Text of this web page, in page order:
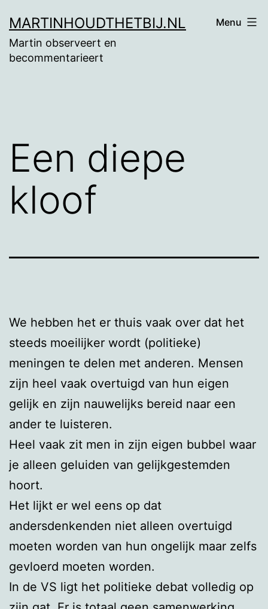
naar
de
MARTINHOUDTHETBIJ.NL
Martin observeert en
becommentarieert
Menu
Een diepe
kloof
We hebben het er thuis vaak over dat het
steeds moeilijker wordt (politieke)
meningen te delen met anderen. Mensen
zijn heel vaak overtuigd van hun eigen
gelijk en zijn nauwelijks bereid naar een
ander te luisteren.
Heel vaak zit men in zijn eigen bubbel waar
je alleen geluiden van gelijkgestemden
hoort.
Het lijkt er wel eens op dat
andersdenkenden niet alleen overtuigd
moeten worden van hun ongelijk maar zelfs
gevloerd moeten worden.
In de VS ligt het politieke debat volledig op